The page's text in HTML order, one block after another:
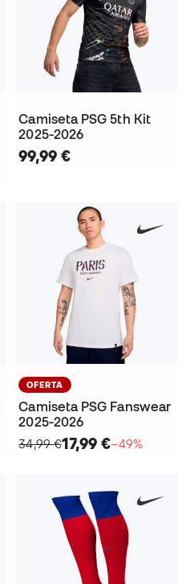
Camiseta PSG 5th Kit
2025-2026
99,99 €
OFERTA
Camiseta PSG Fanswear
2025-2026
34,99 €17,99 €−49%